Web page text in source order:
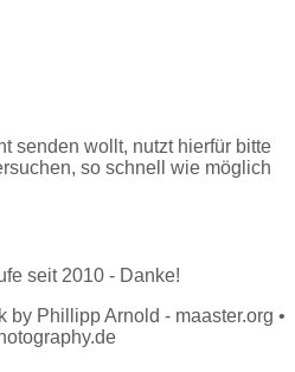
senden wollt, nutzt hierfür bitte
so schnell wie möglich
seit 2010 - Danke!
by Phillipp Arnold - maaster.org •